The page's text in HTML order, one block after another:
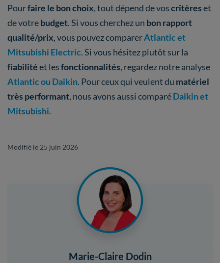
Pourfaire le bon choix, tout dépend de voscritèreset
de votrebudget. Si vous cherchez un bon rapport
qualité/prix, vous pouvez comparerAtlantic et
Mitsubishi Electric. Si vous hésitez plutôt sur la
fiabilitéet lesfonctionnalités, regardez notre analyse
Atlantic ou Daikin. Pour ceux qui veulent du matériel
très performant, nous avons aussi comparéDaikin et
Mitsubishi.
Modifié le 25 juin 2026
Marie-Claire Dodin